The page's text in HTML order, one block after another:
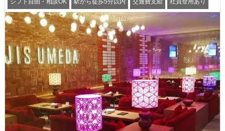
シフト自由・相談OK 駅から徒歩5分以内 交通費支給 社員登用あり